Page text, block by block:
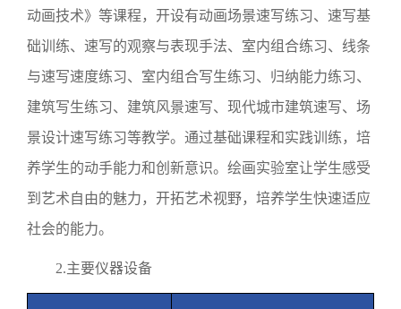
动画技术》等课程，开设有动画场景速写练习、速写基
础训练、速写的观察与表现手法、室内组合练习、线条
与速写速度练习、室内组合写生练习、归纳能力练习、
建筑写生练习、建筑风景速写、现代城市建筑速写、场
景设计速写练习等教学。通过基础课程和实践训练，培
养学生的动手能力和创新意识。绘画实验室让学生感受
到艺术自由的魅力，开拓艺术视野，培养学生快速适应
社会的能力。
2.主要仪器设备